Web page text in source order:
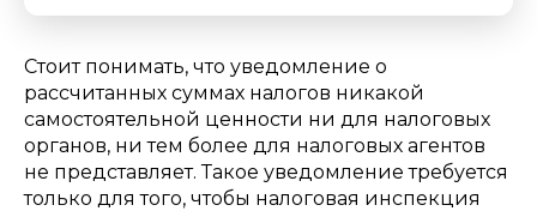
Стоит понимать, что уведомление о
рассчитанных суммах налогов никакой
самостоятельной ценности ни для налоговых
органов, ни тем более для налоговых агентов
не представляет. Такое уведомление требуется
только для того, чтобы налоговая инспекция